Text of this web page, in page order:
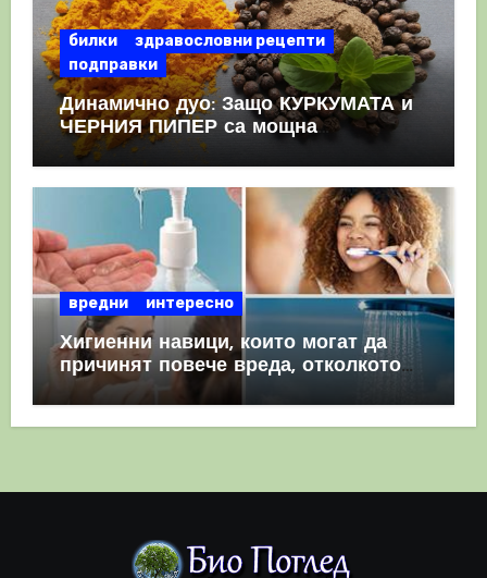
билки
здравословни рецепти
подправки
Динамично дуо: Защо КУРКУМАТА и
ЧЕРНИЯ ПИПЕР са мощна
комбинация
вредни интересно
Хигиенни навици, които могат да
причинят повече вреда, отколкото
полза